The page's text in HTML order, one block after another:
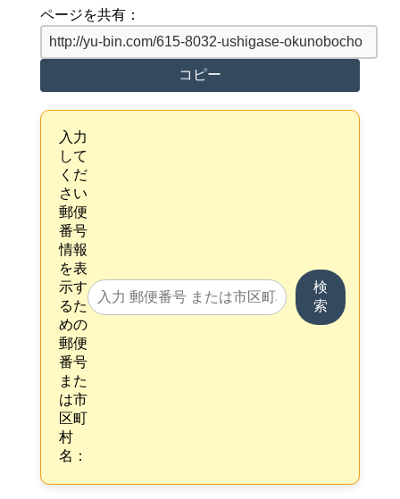
ページを共有：
コピー
入力
して
くだ
さい
郵便
番号
情報
を表
示す
るた
めの
郵便
番号
また
は市
区町
村
名：
検
索